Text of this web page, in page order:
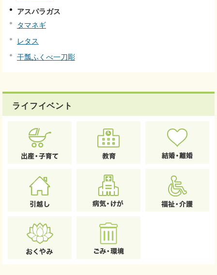
アスパラガス
タマネギ
レタス
干瓢ふくべ一刀彫
ライフイベント